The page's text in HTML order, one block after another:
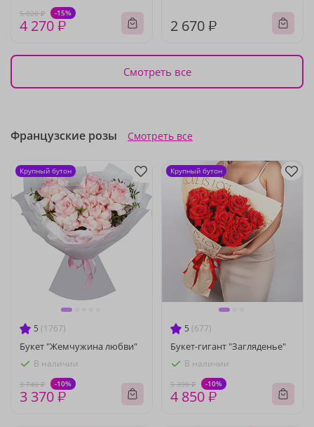
5 020 ₽ -15%
4 270 ₽ 2 670 ₽
Смотреть все
Французские розы Смотреть все
5 (1767)
Букет "Жемчужина любви"
В наличии
3 740 ₽ -10%
3 370 ₽
Крупный бутон
5 (677)
Букет-гигант "Загляденье"
В наличии
5 390 ₽ -10%
4 850 ₽
Крупный бутон